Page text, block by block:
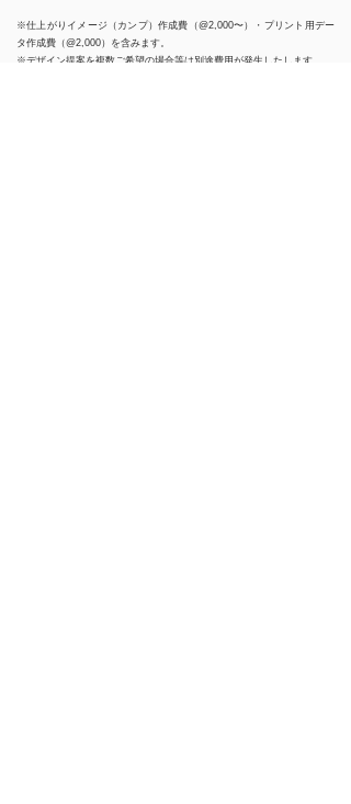
※仕上がりイメージ（カンプ）作成費（@2,000〜）・プリント用デー
タ作成費（@2,000）を含みます。
※デザイン提案を複数ご希望の場合等は別途費用が発生したします。